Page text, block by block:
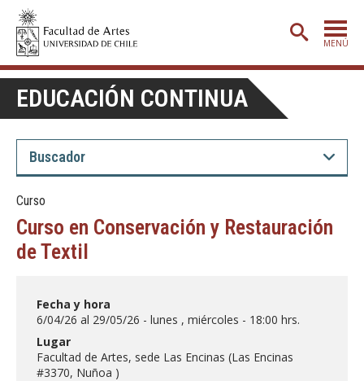
MENÚ
PORTADA
ADMISIÓN
CARRERAS
EDUCACIÓN CONTINUA
Curso
Curso en Conservación y Restauración
de Textil
Fecha y hora
6/04/26 al 29/05/26 - lunes , miércoles - 18:00 hrs.
Lugar
Facultad de Artes, sede Las Encinas (Las Encinas
#3370, Nuñoa )